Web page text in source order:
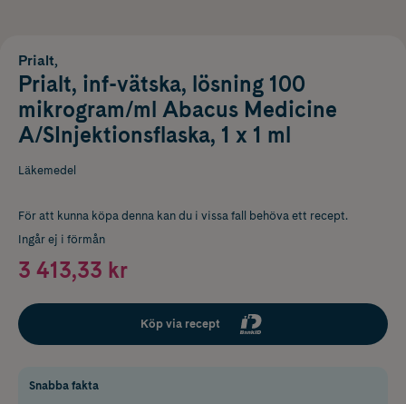
Prialt,
Prialt, inf-vätska, lösning 100
mikrogram/ml Abacus Medicine
A/SInjektionsflaska, 1 x 1 ml
Läkemedel
För att kunna köpa denna kan du i vissa fall behöva ett recept.
Ingår ej i förmån
3 413,33 kr
Köp via recept
Snabba fakta